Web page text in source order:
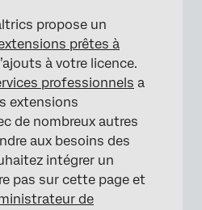
propose un
prêtes à
à votre licence.
professionnels a
extensions
de nombreux autres
aux besoins des
intégrer un
pas sur cette page et
de